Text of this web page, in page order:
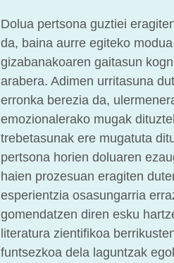
Dolua pertsona guztiei
da, baina aurre egiteko
gizabanakoaren gaitasun
arabera. Adimen urritasuna
erronka berezia da,
emozionalerako mugak
trebetasunak ere mugatuta
pertsona horien doluaren
haien prozesuan eragiten
esperientzia osasungarria
gomendatzen diren esku
literatura zientifikoa
funtsezkoa dela laguntzak